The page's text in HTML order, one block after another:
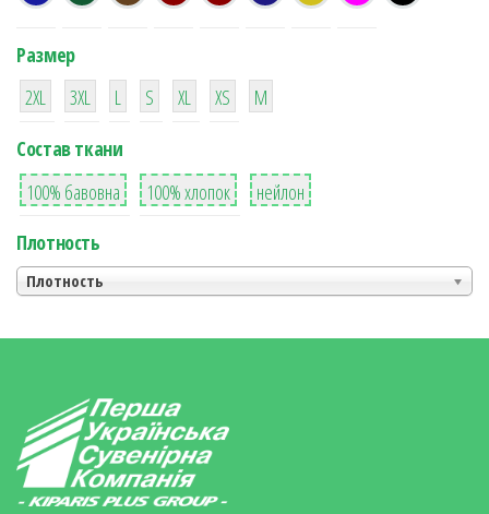
Размер
38
2XL
16
3XL
42
L
42
S
42
XL XS
М
Состав ткани
8
100% бавовна
36
100% хлопок
2
нейлон
Плотность
Плотность